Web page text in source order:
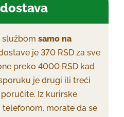
službom samo na
je 370 RSD za sve
preko 4000 RSD kad
je drugi ili treći
Iz kurirske
morate da se